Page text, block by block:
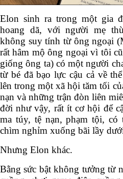
Elon sinh ra trong một gia
hoang dã, với người mẹ
không suy tính từ ông ngoại
tôi rất hâm mộ ông ngoại vì
Cessna giống ông ta) có một
ổn, ngay từ bé đã bạo lực cậu
Cậu lớn lên trong một xã hội
hậu, của tệ nạn và những
tá nỗi đau vào đời như vậy,
không vướng vào ma túy, tệ
tống vào tù và dần chìm
xã hội tối tăm.
Nhưng Elon khác.